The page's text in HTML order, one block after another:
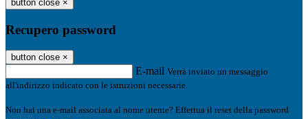
button close ×
Recupero password
button close ×
E-mail Verrà inviato un messaggio
all'indirizzo indicato con le istruzioni necessarie.
Non hai una e-mail associata al nome utente? Effettua il reset della password